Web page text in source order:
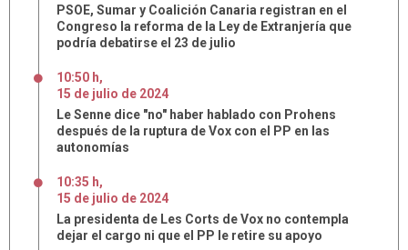
PSOE, Sumar y Coalición Canaria registran en el
Congreso la reforma de la Ley de Extranjería que
podría debatirse el 23 de julio
10:50 h,
15 de julio de 2024
Le Senne dice "no" haber hablado con Prohens
después de la ruptura de Vox con el PP en las
autonomías
10:35 h,
15 de julio de 2024
La presidenta de Les Corts de Vox no contempla
dejar el cargo ni que el PP le retire su apoyo